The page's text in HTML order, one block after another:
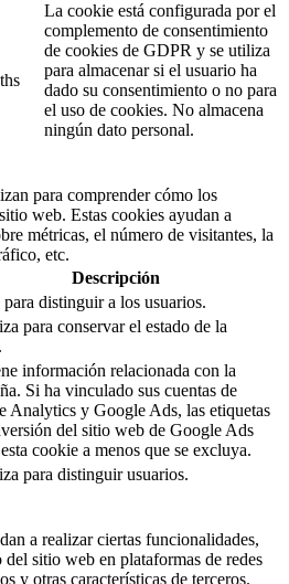
La cookie está configurada por el
complemento de consentimiento
de cookies de GDPR y se utiliza
para almacenar si el usuario ha
dado su consentimiento o no para
el uso de cookies. No almacena
ningún dato personal.
para comprender cómo los
web. Estas cookies ayudan a
métricas, el número de visitantes, la
etc.
Descripción
para distinguir a los usuarios.
para conservar el estado de la
información relacionada con la
Si ha vinculado sus cuentas de
Analytics y Google Ads, las etiquetas
del sitio web de Google Ads
cookie a menos que se excluya.
para distinguir usuarios.
a realizar ciertas funcionalidades,
sitio web en plataformas de redes
y otras características de terceros.